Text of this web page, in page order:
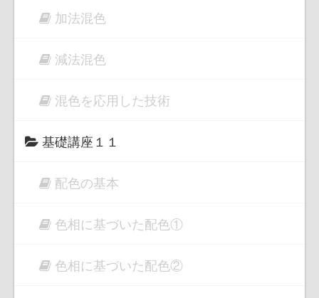
加法混色
減法混色
混色を応用した技術
基礎講座１１
配色の基本
色相に基づいた配色①
色相に基づいた配色②